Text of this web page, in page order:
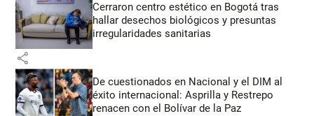
Cerraron centro estético en Bogotá tras
hallar desechos biológicos y presuntas
irregularidades sanitarias
share
De cuestionados en Nacional y el DIM al
éxito internacional: Asprilla y Restrepo
renacen con el Bolívar de la Paz